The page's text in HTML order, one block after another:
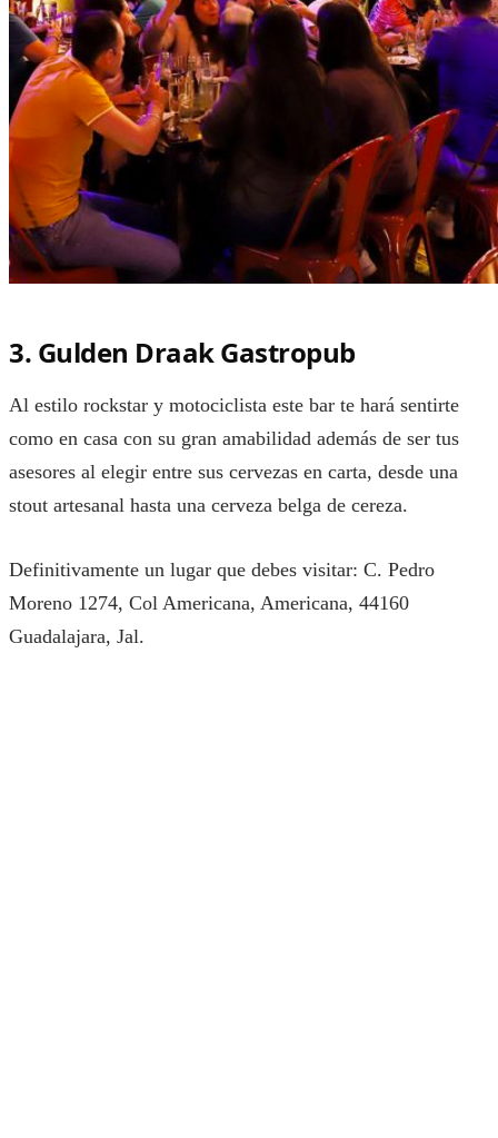
3. Gulden Draak Gastropub
Al estilo rockstar y motociclista este bar te hará sentirte
como en casa con su gran amabilidad además de ser tus
asesores al elegir entre sus cervezas en carta, desde una
stout artesanal hasta una cerveza belga de cereza.
Definitivamente un lugar que debes visitar: C. Pedro
Moreno 1274, Col Americana, Americana, 44160
Guadalajara, Jal.